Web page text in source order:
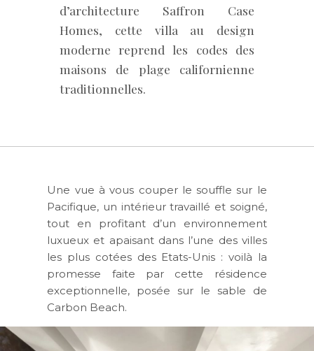
d’architecture Saffron Case
Homes, cette villa au design
moderne reprend les codes des
maisons de plage californienne
traditionnelles.
Une vue à vous couper le souffle sur le
Pacifique, un intérieur travaillé et soigné,
tout en profitant d’un environnement
luxueux et apaisant dans l’une des villes
les plus cotées des Etats-Unis : voilà la
promesse faite par cette résidence
exceptionnelle, posée sur le sable de
Carbon Beach.